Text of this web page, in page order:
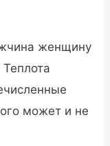
женщину
может и не